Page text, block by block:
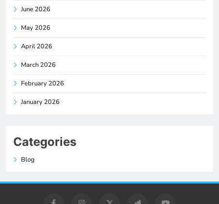
June 2026
May 2026
April 2026
March 2026
February 2026
January 2026
Categories
Blog